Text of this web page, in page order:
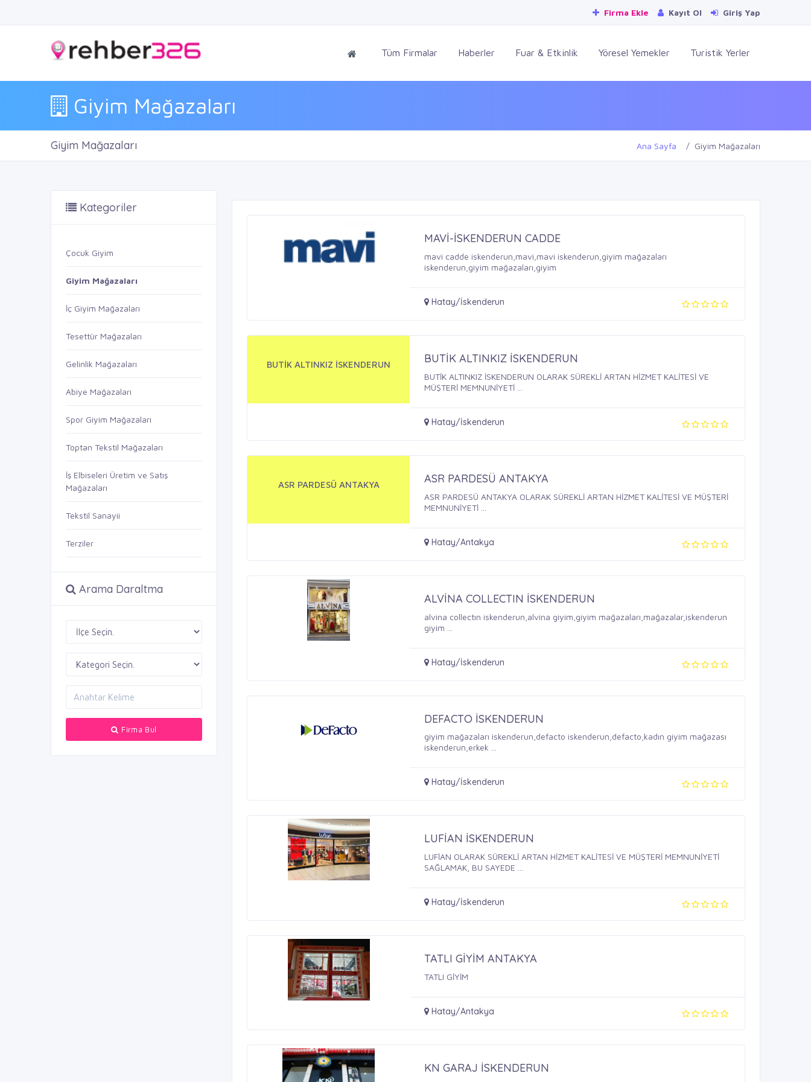
Firma Ekle Kayıt Ol Giriş Yap
Tüm Firmalar Haberler Fuar & Etkinlik Yöresel Yemekler Turistik Yerler
Giyim Mağazaları
Giyim Mağazaları Ana Sayfa Giyim Mağazaları
Kategoriler
Çocuk Giyim
Giyim Mağazaları
İç Giyim Mağazaları
Tesettür Mağazaları
Gelinlik Mağazaları
Abiye Mağazaları
Spor Giyim Mağazaları
Toptan Tekstil Mağazaları
İş Elbiseleri Üretim ve Satış
Mağazaları
Tekstil Sanayii
Terziler
Arama Daraltma
Firma Bul
MAVİ-İSKENDERUN CADDE
mavi cadde iskenderun,mavi,mavi iskenderun,giyim mağazaları
iskenderun,giyim mağazaları,giyim
Hatay/İskenderun
BUTİK ALTINKIZ İSKENDERUN BUTİK ALTINKIZ İSKENDERUN
BUTİK ALTINKIZ İSKENDERUN OLARAK SÜREKLİ ARTAN HİZMET KALİTESİ VE
MÜŞTERİ MEMNUNİYETİ ...
Hatay/İskenderun
ASR PARDESÜ ANTAKYA ASR PARDESÜ ANTAKYA
ASR PARDESÜ ANTAKYA OLARAK SÜREKLİ ARTAN HİZMET KALİTESİ VE MÜŞTERİ
MEMNUNİYETİ ...
Hatay/Antakya
ALVİNA COLLECTIN İSKENDERUN
alvina collectın iskenderun,alvina giyim,giyim mağazaları,mağazalar,iskenderun
giyim ...
Hatay/İskenderun
DEFACTO İSKENDERUN
giyim mağazaları iskenderun,defacto iskenderun,defacto,kadın giyim mağazası
iskenderun,erkek ...
Hatay/İskenderun
LUFİAN İSKENDERUN
LUFİAN OLARAK SÜREKLİ ARTAN HİZMET KALİTESİ VE MÜŞTERİ MEMNUNİYETİ
SAĞLAMAK, BU SAYEDE ...
Hatay/İskenderun
TATLI GİYİM ANTAKYA
TATLI GİYİM
Hatay/Antakya
KN GARAJ İSKENDERUN